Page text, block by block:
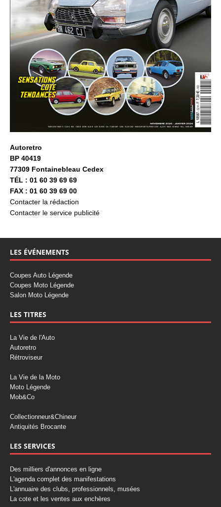
Autoretro
BP 40419
77309 Fontainebleau Cedex
TÉL : 01 60 39 69 69
FAX : 01 60 39 69 00
Contacter la rédaction
Contacter le service publicité
LES ÉVÉNEMENTS
Coupes Auto Légende
Coupes Moto Légende
Salon Moto Légende
LES TITRES
La Vie de l'Auto
Autoretro
Rétroviseur
La Vie de la Moto
Moto Légende
Mob&Co
Collectionneur&Chineur
Antiquités Brocante
LES SERVICES
Des milliers d'annonces en ligne
L'agenda complet des manifestations
L'annuaire des clubs, professionnels, musées
La cote et les ventes aux enchères